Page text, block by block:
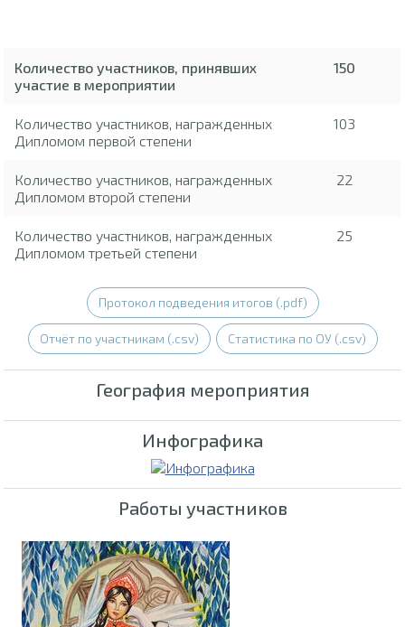
Количество участников, принявших
участие в мероприятии
150
Количество участников, награжденных
Дипломом первой степени
103
Количество участников, награжденных
Дипломом второй степени
22
Количество участников, награжденных
Дипломом третьей степени
25
Протокол подведения итогов (.pdf)
Отчёт по участникам (.csv) Статистика по ОУ (.csv)
География мероприятия
Инфографика
Работы участников